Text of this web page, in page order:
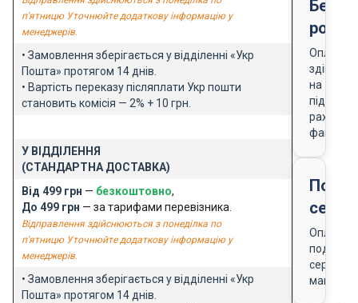
п'ятницю Уточнюйте додаткову інформацію у
менеджерів.
• Замовлення зберігається у відділенні «Укр
Пошта» протягом 14 днів.
• Вартість переказу післяплати Укр пошти
становить комісія — 2% + 10 грн.
У ВІДДІЛЕННЯ
(СТАНДАРТНА ДОСТАВКА)
Від 499 грн — безкоштовно,
До 499 грн — за тарифами перевізника.
Відправлення здійснюються з понеділка по
п'ятницю Уточнюйте додаткову інформацію у
менеджерів.
• Замовлення зберігається у відділенні «Укр
Пошта» протягом 14 днів.
Оплата
на
підставі
рахунку-
фактури
Оплата
магазину